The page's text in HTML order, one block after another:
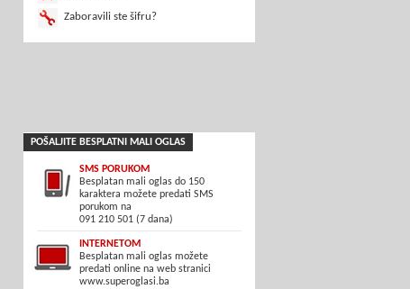
Zaboravili ste šifru?
POŠALJITE BESPLATNI MALI OGLAS
SMS PORUKOM
Besplatan mali oglas do 150
karaktera možete predati SMS
porukom na
091 210 501 (7 dana)
INTERNETOM
Besplatan mali oglas možete
predati online na web stranici
www.superoglasi.ba